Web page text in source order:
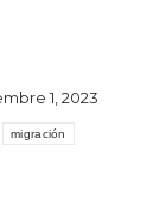
1, 2023
migración